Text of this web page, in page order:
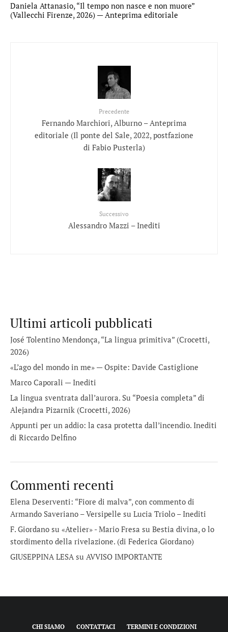
Daniela Attanasio, “Il tempo non nasce e non muore”
(Vallecchi Firenze, 2026) — Anteprima editoriale
Precedente
Fernando Marchiori, Alburno – Anteprima
editoriale (Il ponte del Sale, 2022, postfazione
di Fabio Pusterla)
Successivo
Alessandro Mazzi – Inediti
Ultimi articoli pubblicati
José Tolentino Mendonça, “La lingua primitiva” (Crocetti,
2026)
«L’ago del mondo in me» — Ospite: Davide Castiglione
Marco Caporali — Inediti
La lingua sventrata dall’aurora. Su “Poesia completa” di
Alejandra Pizarnik (Crocetti, 2026)
Appunti per un addio: la casa protetta dall’incendio. Inediti
di Riccardo Delfino
Commenti recenti
Elena Deserventi: “Fiore di malva”, con commento di
Armando Saveriano – Versipelle su Lucia Triolo – Inediti
F. Giordano su «Atelier» - Mario Fresa su Bestia divina, o lo
stordimento della rivelazione. (di Federica Giordano)
GIUSEPPINA LESAsu AVVISO IMPORTANTE
CHI SIAMO CONTATTACI TERMINI E CONDIZIONI